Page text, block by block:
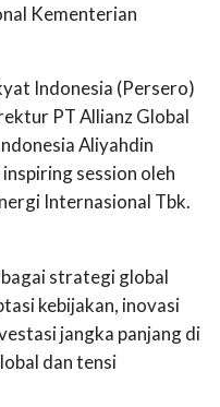
Kementerian
Indonesia (Persero)
PT Allianz Global
Aliyahdin
session oleh
Internasional Tbk.
strategi global
kebijakan, inovasi
jangka panjang di
dan tensi